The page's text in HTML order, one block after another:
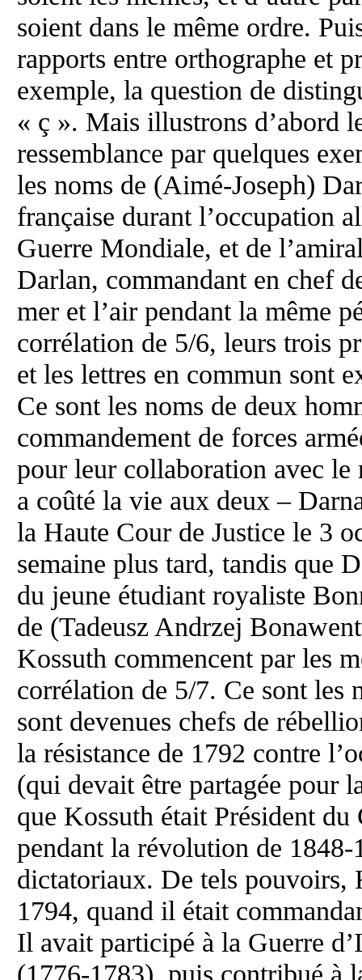
soient dans le même ordre.
rapports entre orthographe et
exemple, la question de
« ç ». Mais illustrons d’abord
ressemblance par quelques
les noms de (Aimé-Joseph)
française durant l’occupation
Guerre Mondiale, et de
Darlan, commandant en chef
mer et l’air pendant la même
corrélation de 5/6, leurs trois
et les lettres en commun sont
Ce sont les noms de deux
commandement de forces
pour leur collaboration avec
a coûté la vie aux deux –
la Haute Cour de Justice le 3
semaine plus tard, tandis que
du jeune étudiant royaliste
de (Tadeusz Andrzej
Kossuth commencent par les
corrélation de 5/7. Ce sont les
sont devenues chefs de
la résistance de 1792 contre
(qui devait être partagée pour
que Kossuth était Président
pendant la révolution de
dictatoriaux. De tels pouvoirs,
1794, quand il était
Il avait participé à la Guerre
(1776-1783), puis contribué à